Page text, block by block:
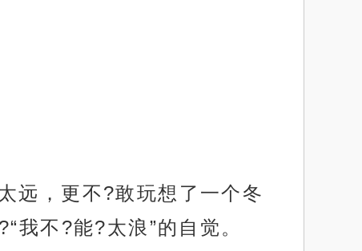
远，更不?敢玩想了一个冬
我不?能?太浪”的自觉。